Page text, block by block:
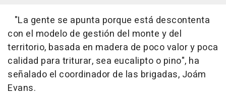
"La gente se apunta porque está descontenta
con el modelo de gestión del monte y del
territorio, basada en madera de poco valor y poca
calidad para triturar, sea eucalipto o pino", ha
señalado el coordinador de las brigadas, Joám
Evans.